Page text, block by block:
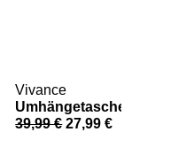
Vivance
Umhängetasche
39,99 € 27,99 €